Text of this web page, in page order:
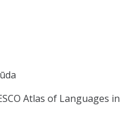
Atlas of Languages in